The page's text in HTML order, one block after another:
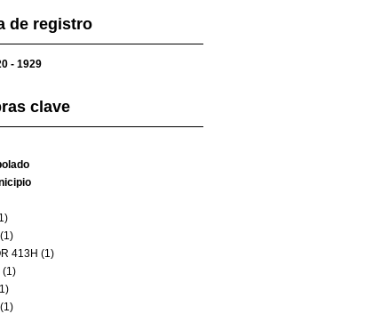
de registro
- 1929
clave
413H (1)
(1)